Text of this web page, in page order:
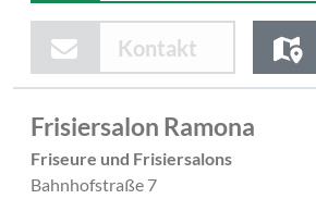
Kontakt
Frisiersalon Ramona
Friseure und Frisiersalons
Bahnhofstraße 7